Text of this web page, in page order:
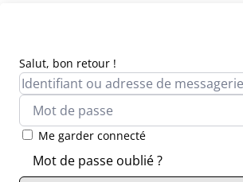
Salut, bon retour !
Me garder connecté
Mot de passe oublié ?